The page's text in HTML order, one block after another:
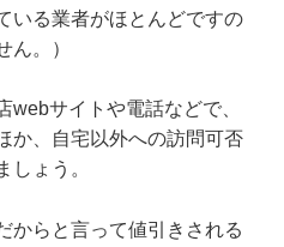
いる業者がほとんどですの
ん。）
webサイトや電話などで、
か、自宅以外への訪問可否
しょう。
からと言って値引きされる